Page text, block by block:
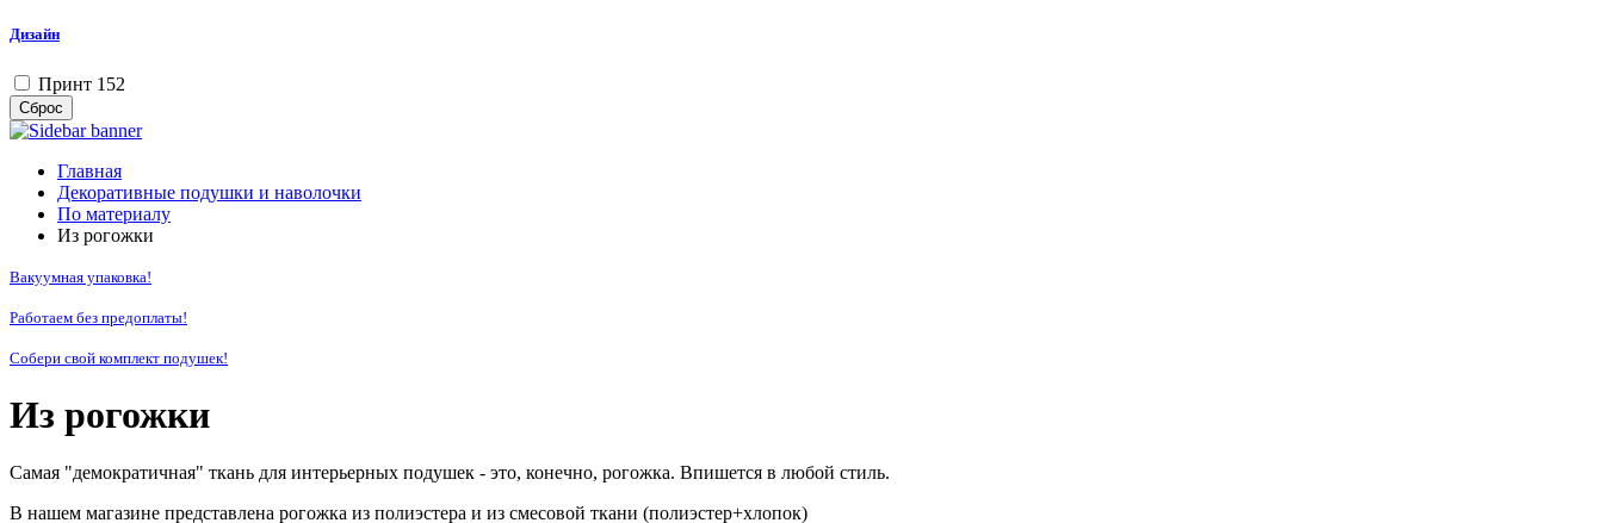
Дизайн
Принт 152
Сброс
Главная
Декоративные подушки и наволочки
По материалу
Из рогожки
Вакуумная упаковка!
Работаем без предоплаты!
Собери свой комплект подушек!
Из рогожки
Самая "демократичная" ткань для интерьерных подушек - это, конечно, рогожка. Впишется в любой стиль.
В нашем магазине представлена рогожка из полиэстера и из смесовой ткани (полиэстер+хлопок)